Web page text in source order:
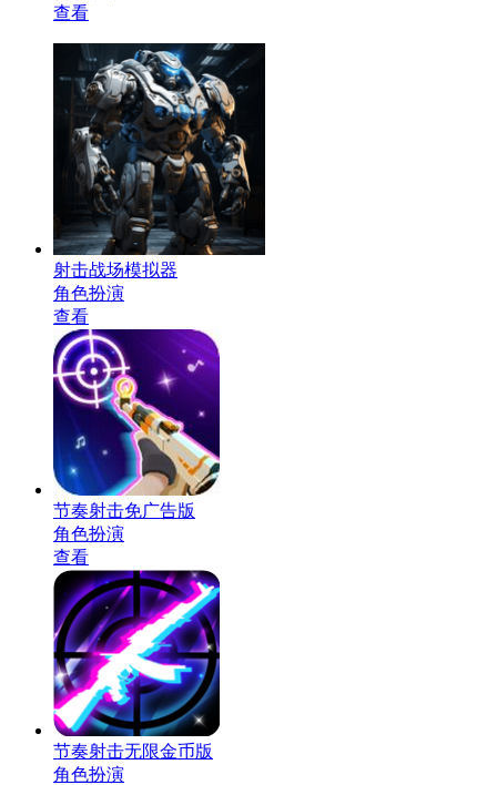
查看
射击战场模拟器
角色扮演
查看
节奏射击免广告版
角色扮演
查看
节奏射击无限金币版
角色扮演